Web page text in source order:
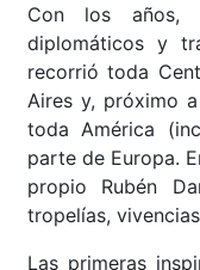
Con los años,
diplomáticos y
recorrió toda
Aires y, próximo
toda América
parte de Europa.
propio Rubén
tropelías,
Las primeras